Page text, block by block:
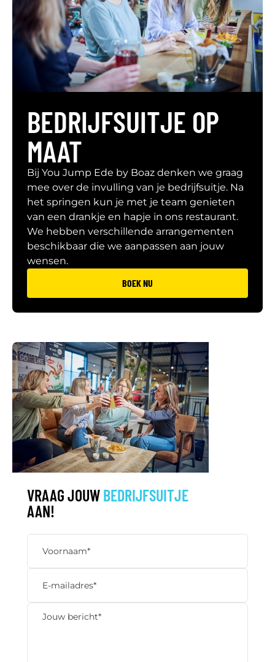
BEDRIJFSUITJE OP
MAAT
Bij You Jump Ede by Boaz denken we graag
mee over de invulling van je bedrijfsuitje. Na
het springen kun je met je team genieten
van een drankje en hapje in ons restaurant.
We hebben verschillende arrangementen
beschikbaar die we aanpassen aan jouw
wensen.
BOEK NU
VRAAG JOUWBEDRIJFSUITJE
AAN!